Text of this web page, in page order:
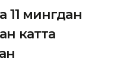
11 мингдан
катта